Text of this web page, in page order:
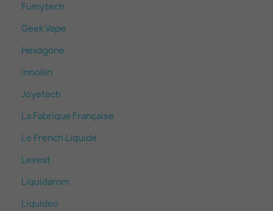
Fumytech
Geek Vape
Hexagone
Innokin
Joyetech
La Fabrique Française
Le French Liquide
Levest
Liquidarom
Liquideo